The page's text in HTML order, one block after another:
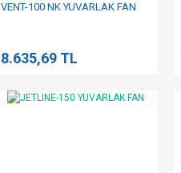
VENT-100 NK YUVARLAK FAN
8.635,69 TL